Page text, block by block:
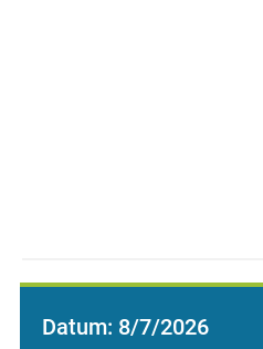
Datum: 8/7/2026